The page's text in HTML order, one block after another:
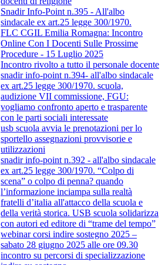
Snadir Info-Point n.395 - All'albo
sindacale ex art.25 legge 300/1970.
FLC CGIL Emilia Romagna: Incontro
Online Con I Docenti Sulle Prossime
Procedure - 15 Luglio 2025
Incontro rivolto a tutto il personale docente
snadir info-point n.394- all'albo sindacale
ex art.25 legge 300/1970. scuola,
audizione VII commissione, FGU:
vogliamo confronto aperto e trasparente
con le parti sociali interessate
usb scuola avvia le prenotazioni per lo
sportello assegnazioni provvisorie e
utilizzazioni
snadir info-point n.392 - all'albo sindacale
ex art.25 legge 300/1970. “Colpo di
scena” o colpo di penna? quando
l’informazione inciampa sulla realtà
fratelli d’italia all'attacco della scuola e
della verità storica. USB scuola solidarizza
con autori ed editore di “trame del tempo”
webinar corsi indire sostegno 2025 –
sabato 28 giugno 2025 alle ore 09.30
incontro su percorsi di specializzazione